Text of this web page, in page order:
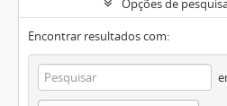
Opções de
Encontrar resultados com: